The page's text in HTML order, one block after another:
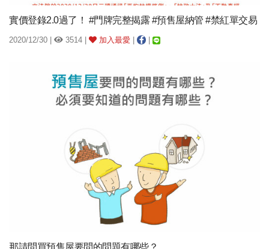
實價登錄2.0過了！ #門牌完整揭露 #預售屋納管 #禁紅單交易
2020/12/30 | 3514 | 加入最愛
那請問買預售屋要問的問題有哪些？